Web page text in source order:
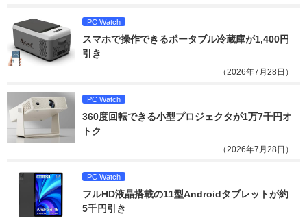
PC Watch
スマホで操作できるポータブル冷蔵庫が1,400円
引き
（2026年7月28日）
PC Watch
360度回転できる小型プロジェクタが1万7千円オ
トク
（2026年7月28日）
PC Watch
フルHD液晶搭載の11型Androidタブレットが約
5千円引き